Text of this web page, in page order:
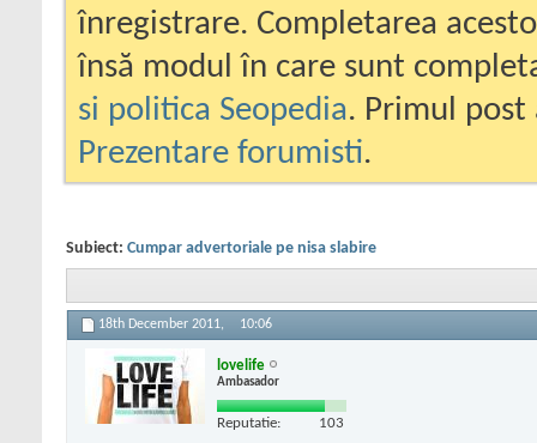
înregistrare. Completarea
însă modul în care sunt
si politica Seopedia. Primul
Prezentare forumisti.
Subiect: Cumpar advertoriale pe nisa slabire
18th December 2011, 10:06
lovelife
Ambasador
Reputatie: 103